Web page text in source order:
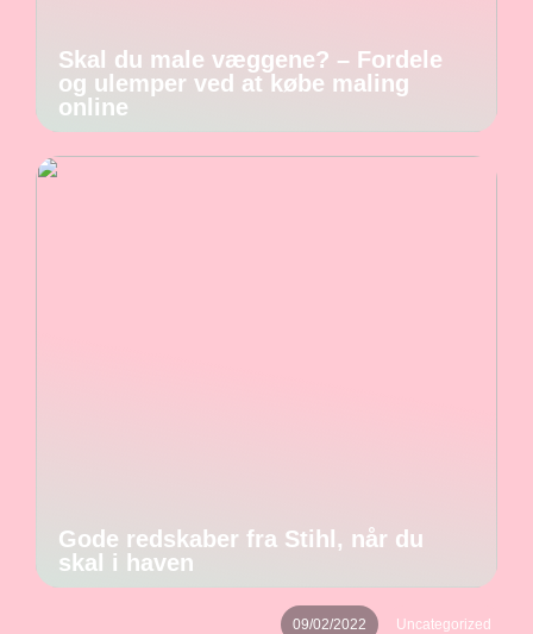
Skal du male væggene? – Fordele
og ulemper ved at købe maling
online
Gode redskaber fra Stihl, når du
skal i haven
09/02/2022 Uncategorized